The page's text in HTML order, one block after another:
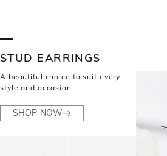
STUD EARRINGS
A beautiful choice to suit every
style and occasion.
SHOP NOW